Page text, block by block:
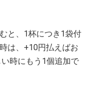
と、1杯につき1袋付
は、+10円払えばお
時にもう1個追加で